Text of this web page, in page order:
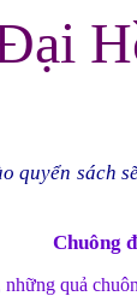
sách
Chuông
quả